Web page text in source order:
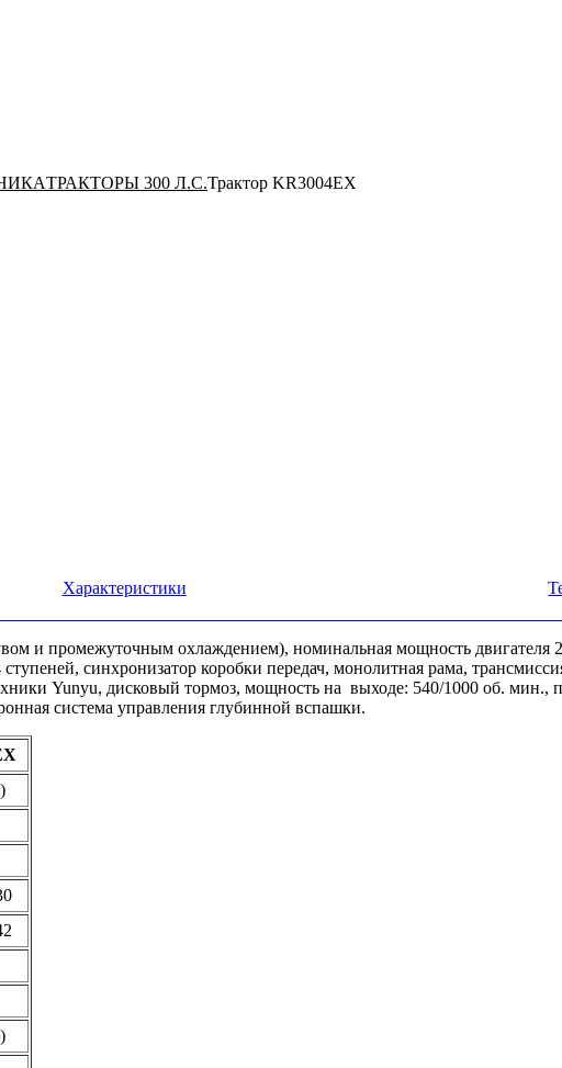
ТРАКТОРЫ 300 Л.С.Трактор KR3004EX
Характеристики
и промежуточным охлаждением), номинальная мощность двигателя
ступеней, синхронизатор коробки передач, монолитная рама,
Yunyu, дисковый тормоз, мощность на выходе: 540/1000 об. мин.,
система управления глубинной вспашки.